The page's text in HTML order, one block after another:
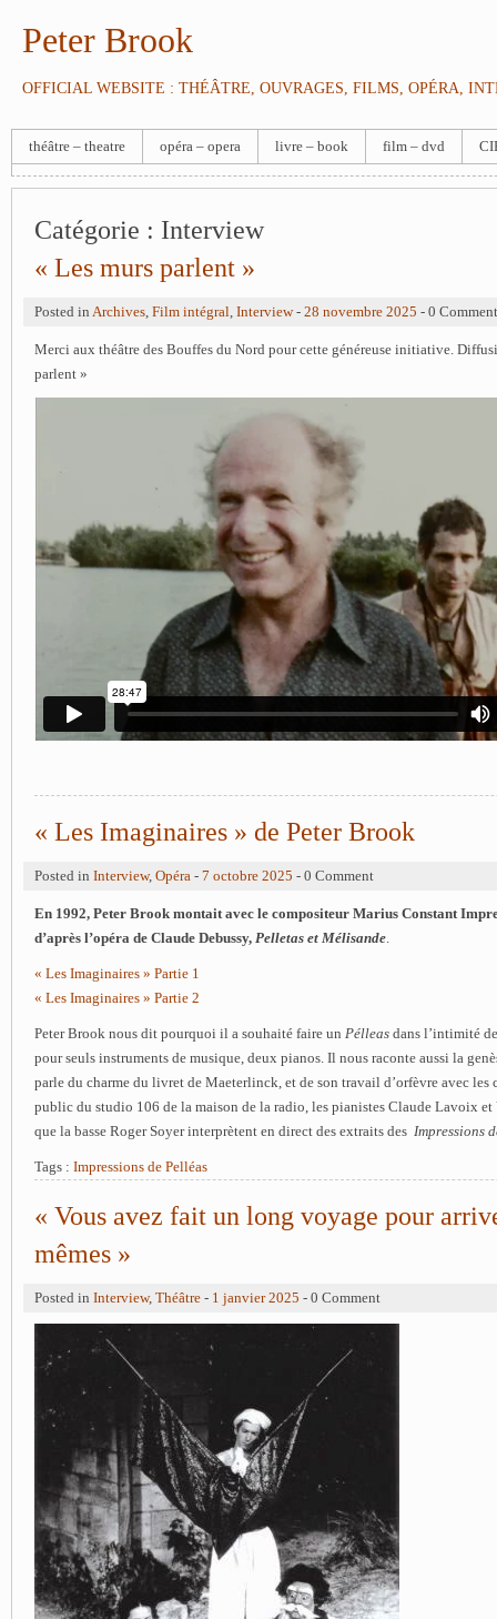
Peter Brook
OFFICIAL WEBSITE : THÉÂTRE, OUVRAGES, FILMS, OPÉRA,
théâtre – theatre opéra – opera livre – book film – dvd
Catégorie : Interview
« Les murs parlent »
Posted in Archives, Film intégral, Interview- 28 novembre 2025 - 0 Comment
Merci aux théâtre des Bouffes du Nord pour cette généreuse initiative.
parlent »
« Les Imaginaires » de Peter Brook
Posted in Interview, Opéra - 7 octobre 2025 - 0 Comment
En 1992, Peter Brook montait avec le compositeur Marius Constant
d’après l’opéra de Claude Debussy, Pelletas et Mélisande.
« Les Imaginaires » Partie 1
« Les Imaginaires » Partie 2
Peter Brook nous dit pourquoi il a souhaité faire un Pélleas dans l’intimité
pour seuls instruments de musique, deux pianos. Il nous raconte aussi la
parle du charme du livret de Maeterlinck, et de son travail d’orfèvre avec les
public du studio 106 de la maison de la radio, les pianistes Claude Lavoix
que la basse Roger Soyer interprètent en direct des extraits des Impressions
Tags : Impressions de Pelléas
« Vous avez fait un long voyage pour
mêmes »
Posted in Interview, Théâtre - 1 janvier 2025 - 0 Comment